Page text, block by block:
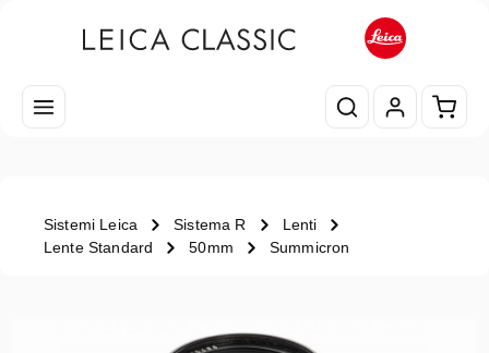
Il
Sistemi Leica Sistema R
Lenti
Lente Standard
50mm Summicron